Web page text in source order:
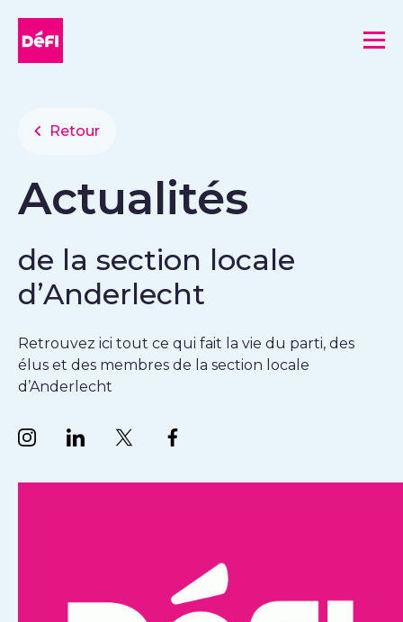
Retour
Actualités
de la section locale
d’Anderlecht
Retrouvez ici tout ce qui fait la vie du parti, des
élus et des membres de la section locale
d’Anderlecht
Suivez nous sur Instagram
Suivez nous sur LinkedIn
Suivez nous sur Twitter